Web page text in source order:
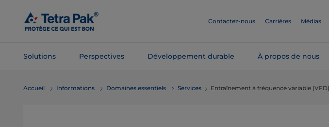
contenu
Contactez-nous Carrières Médias
Solutions Perspectives Développement durable À propos de nous
navigation
Accueil Informations Domaines essentiels Services Entraînement à fréquence variable